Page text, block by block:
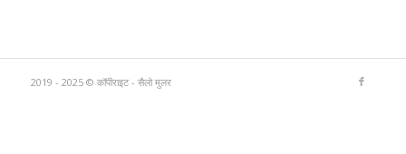
2019 - 2025 © कॉपीराइट - सैलो मुलर